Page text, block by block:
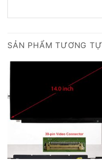
SẢN PHẨM TƯƠNG TỰ